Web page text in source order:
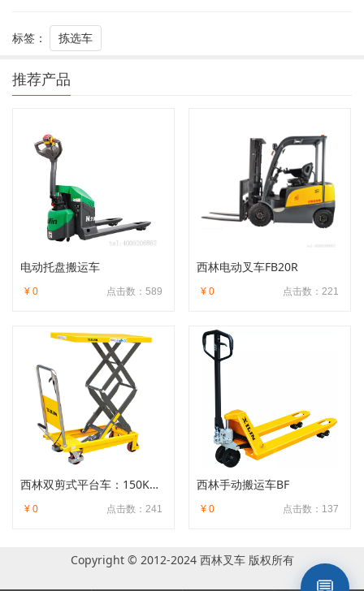
标签： 拣选车
推荐产品
电动托盘搬运车
点击数：589
¥ 0
西林电动叉车FB20R
点击数：221
¥ 0
西林双剪式平台车：150KG/350KG/680KG/800
点击数：241
¥ 0
西林手动搬运车BF
点击数：137
¥ 0
Copyright © 2012-2024 西林叉车 版权所有